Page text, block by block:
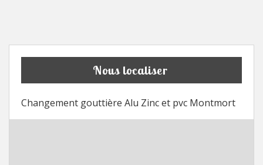
Nous localiser
Changement gouttière Alu Zinc et pvc Montmort